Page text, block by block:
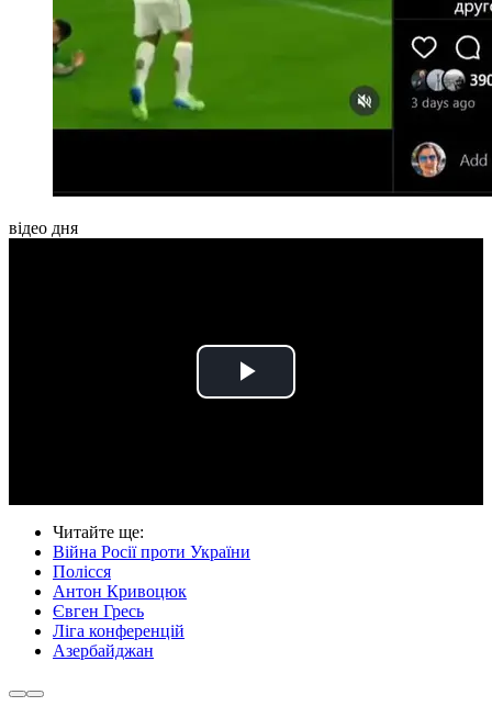
відео дня
Play
Читайте ще:
Війна Росії проти України
Полісся
Антон Кривоцюк
Євген Гресь
Ліга конференцій
Азербайджан